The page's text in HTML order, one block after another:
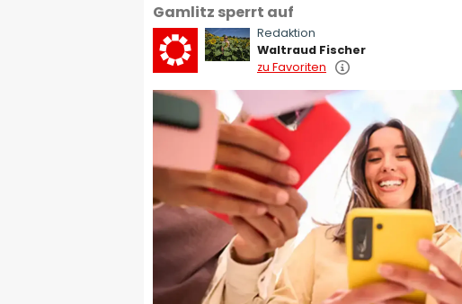
Redaktion
Waltraud Fischer
zu Favoriten
Gamlitz sperrt auf
Gamlitz läutete mit